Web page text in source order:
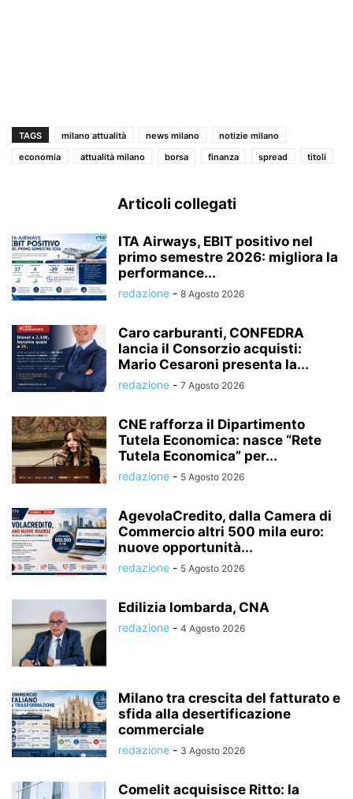
TAGS milano attualità news milano
notizie milano
economia
attualità milano borsa finanza spread titoli
Articoli collegati
ITA Airways, EBIT positivo nel
primo semestre 2026: migliora la
performance...
redazione - 8 Agosto 2026
Caro carburanti, CONFEDRA
lancia il Consorzio acquisti:
Mario Cesaroni presenta la...
redazione - 7 Agosto 2026
CNE rafforza il Dipartimento
Tutela Economica: nasce “Rete
Tutela Economica” per...
redazione - 5 Agosto 2026
AgevolaCredito, dalla Camera di
Commercio altri 500 mila euro:
nuove opportunità...
redazione - 5 Agosto 2026
Edilizia lombarda, CNA
redazione - 4 Agosto 2026
Milano tra crescita del fatturato e
sfida alla desertificazione
commerciale
redazione - 3 Agosto 2026
Comelit acquisisce Ritto: la